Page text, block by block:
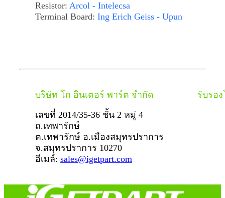
Resistor: Arcol - Intelecsa
Terminal Board: Ing Erich Geiss - Upun
บริษัท โก อินเตอร์ พาร์ต จำกัด
เลขที่ 2014/35-36 ชั้น 2 หมู่ 4
ถ.เทพารักษ์
ต.เทพารักษ์ อ.เมืองสมุทรปราการ
จ.สมุทรปราการ 10270
อีเมล์: sales@igetpart.com
รับรอ